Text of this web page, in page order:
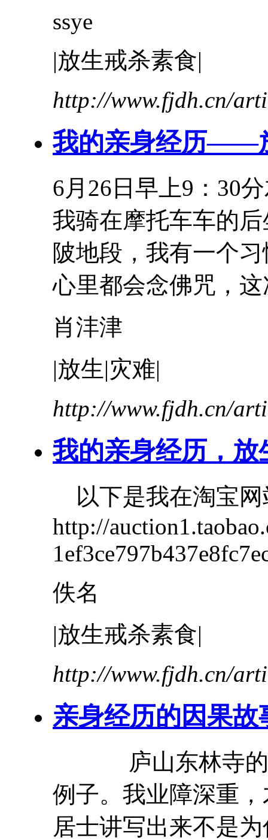
ssye
|放生戒杀素食|
http://www.fjdh.cn/
我的亲身经历——
6月26日早上9：
我骑在摩托车车的
陂地段，我有一个
心里都会念佛咒，
肖沣津
|放生|灾难|
http://www.fjdh.cn/
我的亲身经历 ，
以下是我在淘宝网
http://
佚名
|放生戒杀素食|
http://www.fjdh.cn/
亲身经历的因果故
庐山东林寺的徐
例子。我业障深重
居士讲写出来不是